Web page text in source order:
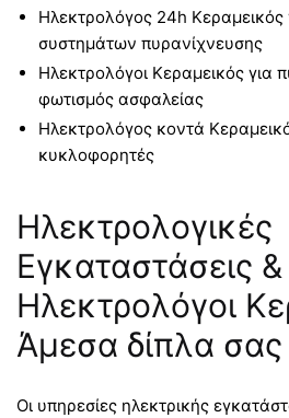
Ηλεκτρολόγος 24h Κεραμεικός
συστημάτων πυρανίχνευσης
Ηλεκτρολόγοι Κεραμεικός για
φωτισμός ασφαλείας
Ηλεκτρολόγος κοντά
κυκλοφορητές
Ηλεκτρολογικές
Εγκαταστάσεις &
Ηλεκτρολόγοι
Άμεσα δίπλα σας
Οι υπηρεσίες ηλεκτρικής